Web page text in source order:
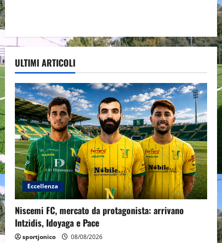
ULTIMI ARTICOLI
Eccellenza
Niscemi FC, mercato da protagonista: arrivano
Intzidis, Idoyaga e Pace
sportjonico 08/08/2026